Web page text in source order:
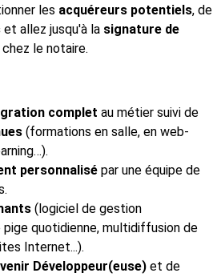
les acquéreurs potentiels, de
et allez jusqu'à la signature de
chez le notaire.
complet au métier suivi de
(formations en salle, en web-
personnalisé par une équipe de
(logiciel de gestion
quotidienne, multidiffusion de
Internet...).
Développeur(euse) et de